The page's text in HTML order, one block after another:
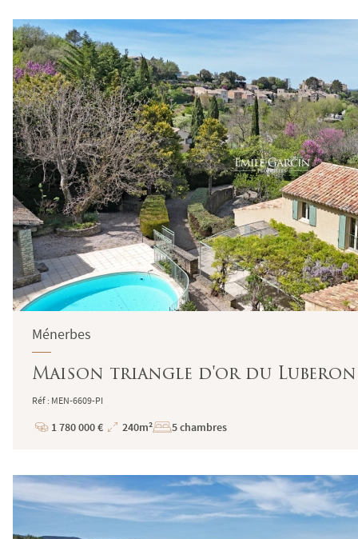
Ménerbes
Maison triangle d'or du Luberon
Réf : MEN-6609-PI
Prix
1 780 000 €
Superficie
240m² 5 chambres